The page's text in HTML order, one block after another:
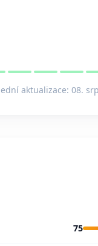
aktualizace: 08.
75